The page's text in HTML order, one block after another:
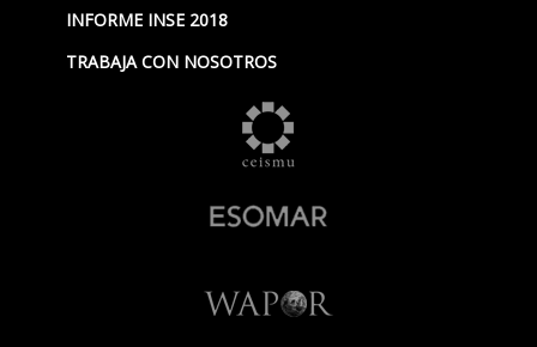
INFORME INSE 2018
TRABAJA CON NOSOTROS